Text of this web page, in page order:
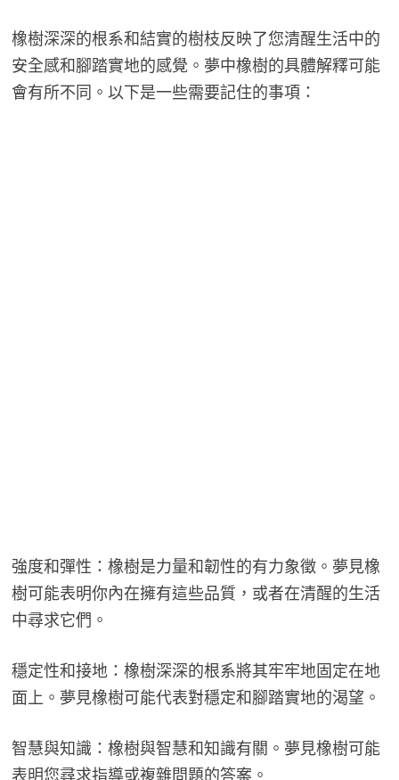
橡樹深深的根系和結實的樹枝反映了您清醒生活中的
安全感和腳踏實地的感覺。夢中橡樹的具體解釋可能
會有所不同。以下是一些需要記住的事項：
強度和彈性：橡樹是力量和韌性的有力象徵。夢見橡
樹可能表明你內在擁有這些品質，或者在清醒的生活
中尋求它們。
穩定性和接地：橡樹深深的根系將其牢牢地固定在地
面上。夢見橡樹可能代表對穩定和腳踏實地的渴望。
智慧與知識：橡樹與智慧和知識有關。夢見橡樹可能
表明您尋求指導或複雜問題的答案。